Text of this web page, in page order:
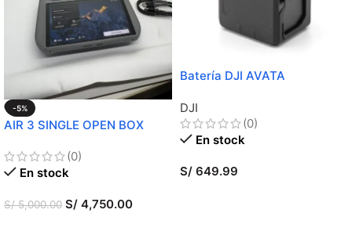
-5%
AIR 3 SINGLE OPEN BOX
(0)
En stock
S/5,000.00 S/ 4,750.00
Batería DJI AVATA
DJI
(0)
En stock
S/ 649.99